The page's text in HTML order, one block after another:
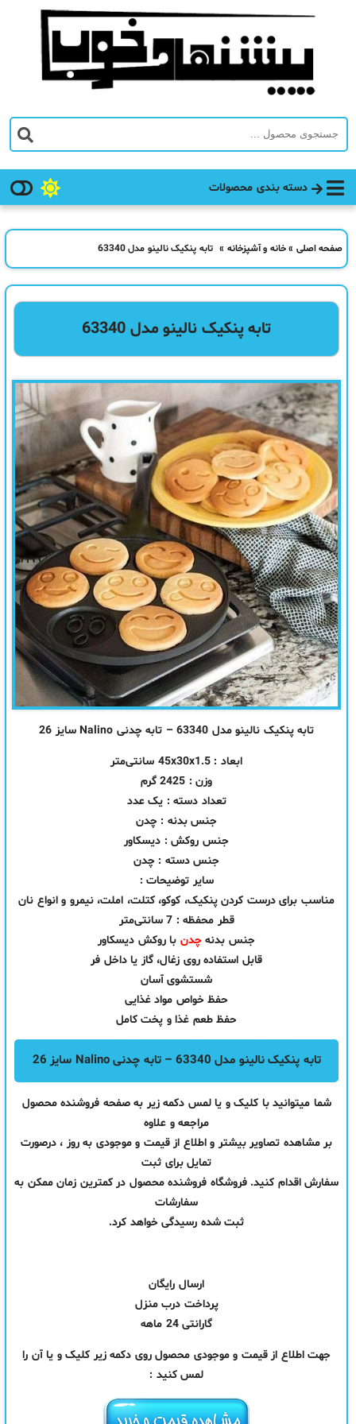
دسته بندی محصولات
صفحه اصلی »خانه و آشپزخانه » تابه پنکیک نالینو مدل 63340
تابه پنکیک نالینو مدل 63340
تابه پنکیک نالینو مدل 63340 – تابه چدنی Nalino سایز 26
ابعاد : 45x30x1.5 سانتی‌متر
وزن : 2425 گرم
تعداد دسته : یک عدد
جنس بدنه : چدن
جنس روکش : دیسکاور
جنس دسته : چدن
سایر توضیحات :
مناسب برای درست کردن پنکیک، کوکو، کتلت، املت، نیمرو و انواع نان
قطر محفظه : 7 سانتی‌متر
جنس بدنهچدن با روکش دیسکاور
قابل استفاده روی زغال، گاز یا داخل فر
شستشوی آسان
حفظ خواص مواد غذایی
حفظ طعم غذا و پخت کامل
تابه پنکیک نالینو مدل 63340 – تابه چدنی Nalino سایز 26
شما میتوانید با کلیک و یا لمس دکمه زیر به صفحه فروشنده محصول
مراجعه و علاوه
بر مشاهده تصاویر بیشتر و اطلاع از قیمت و موجودی به روز ، درصورت
تمایل برای ثبت
سفارش اقدام کنید. فروشگاه فروشنده محصول در کمترین زمان ممکن به
سفارشات
ثبت شده رسیدگی خواهد کرد.
ارسال رایگان
پرداخت درب منزل
گارانتی 24 ماهه
جهت اطلاع از قیمت و موجودی محصول روی دکمه زیر کلیک و یا آن را
لمس کنید :